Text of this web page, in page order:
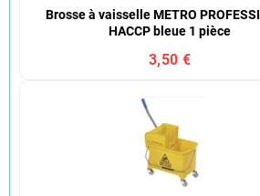
Brosse à vaisselle METRO
HACCP bleue 1 pièce
3,50 €